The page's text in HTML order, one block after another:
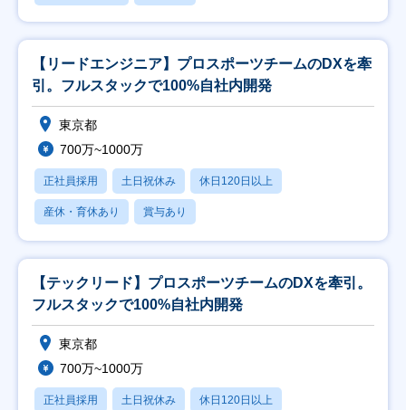
【リードエンジニア】プロスポーツチームのDXを牽
引。フルスタックで100%自社内開発
東京都
700万~1000万
正社員採用 土日祝休み 休日120日以上
産休・育休あり 賞与あり
【テックリード】プロスポーツチームのDXを牽引。
フルスタックで100%自社内開発
東京都
700万~1000万
正社員採用 土日祝休み 休日120日以上